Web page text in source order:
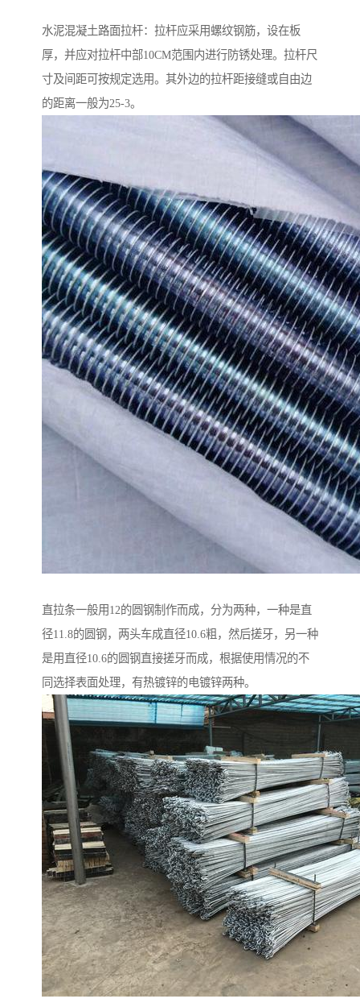
水泥混凝土路面拉杆：拉杆应采用螺纹钢筋，设在板
厚，并应对拉杆中部10CM范围内进行防锈处理。拉杆尺
寸及间距可按规定选用。其外边的拉杆距接缝或自由边
的距离一般为25-3。
直拉条一般用12的圆钢制作而成，分为两种，一种是直
径11.8的圆钢，两头车成直径10.6粗，然后搓牙，另一种
是用直径10.6的圆钢直接搓牙而成，根据使用情况的不
同选择表面处理，有热镀锌的电镀锌两种。